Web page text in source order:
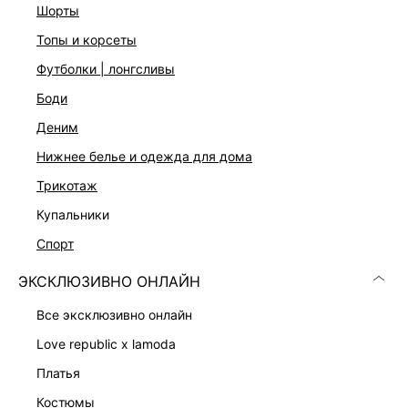
шорты
топы и корсеты
футболки | лонгсливы
боди
деним
нижнее белье и одежда для дома
трикотаж
купальники
спорт
ЭКСКЛЮЗИВНО ОНЛАЙН
все эксклюзивно онлайн
love republic x lamoda
платья
костюмы
Функциональные карманы
Застежка на молнию и пуговицу
На модели размер 44. Крой модели соответствует
стандартному размеру
ДОСТАВКА И ВОЗВРАТ
Подробные условия доставки и возврата